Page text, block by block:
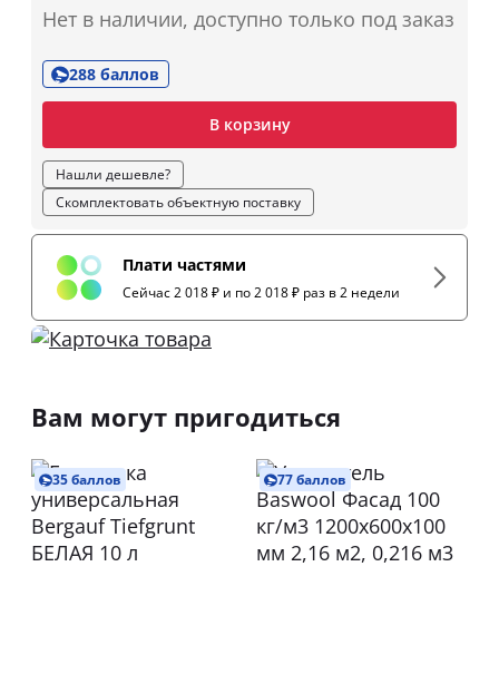
Нет в наличии, доступно только под заказ
288 баллов
В корзину
Нашли дешевле?
Скомплектовать объектную поставку
Плати частями
Сейчас 2 018 ₽ и по 2 018 ₽ раз в 2 недели
Вам могут пригодиться
35 баллов 77 баллов